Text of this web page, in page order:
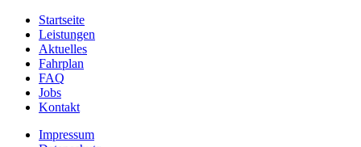
Startseite
Leistungen
Aktuelles
Fahrplan
FAQ
Jobs
Kontakt
Impressum